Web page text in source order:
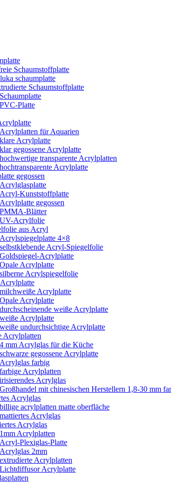
Schaumstoffplatte
schaumplatte
Schaumstoffplatte
Platte
Acrylplatten für Aquarien
klare Acrylplatte
klar gegossene Acrylplatte
hochwertige transparente Acrylplatten
hochtransparente Acrylplatte
gegossen
Acrylglasplatte
Acryl-Kunststoffplatte
Acrylplatte gegossen
PMMA-Blätter
UV-Acrylfolie
aus Acryl
Acrylspiegelplatte 4×8
selbstklebende Acryl-Spiegelfolie
Goldspiegel-Acrylplatte
Opale Acrylplatte
silberne Acrylspiegelfolie
milchweiße Acrylplatte
Opale Acrylplatte
durchscheinende weiße Acrylplatte
weiße Acrylplatte
weiße undurchsichtige Acrylplatte
Acrylplatten
4 mm Acrylglas für die Küche
schwarze gegossene Acrylplatte
Acrylglas farbig
farbige Acrylplatten
irisierendes Acrylglas
Großhandel mit chinesischen Herstellern 1,8-30 mm
Acrylglas
billige acrylplatten matte oberfläche
mattiertes Acrylglas
Acrylglas
1mm Acrylplatten
Acryl-Plexiglas-Platte
Acrylglas 2mm
extrudierte Acrylplatten
Lichtdiffusor Acrylplatte